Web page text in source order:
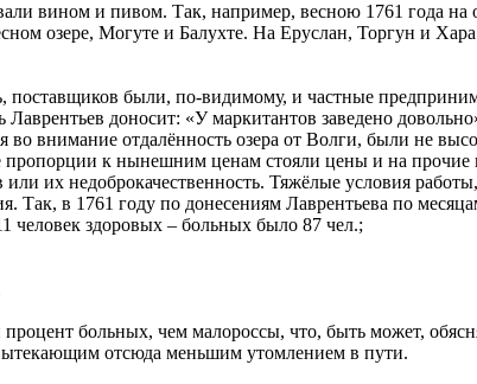
вином и пивом. Так, например, весною 1761 года на
озере, Могуте и Балухте. На Еруслан, Торгун и Хара
поставщиков были, по-видимому, и частные
Лаврентьев доносит: «У маркитантов заведено
внимание отдалённость озера от Волги, были не
пропорции к нынешним ценам стояли цены и на прочие
или их недоброкачественность. Тяжёлые условия
Так, в 1761 году по донесениям Лаврентьева по
человек здоровых – больных было 87 чел.;
больных, чем малороссы, что, быть может,
отсюда меньшим утомлением в пути.